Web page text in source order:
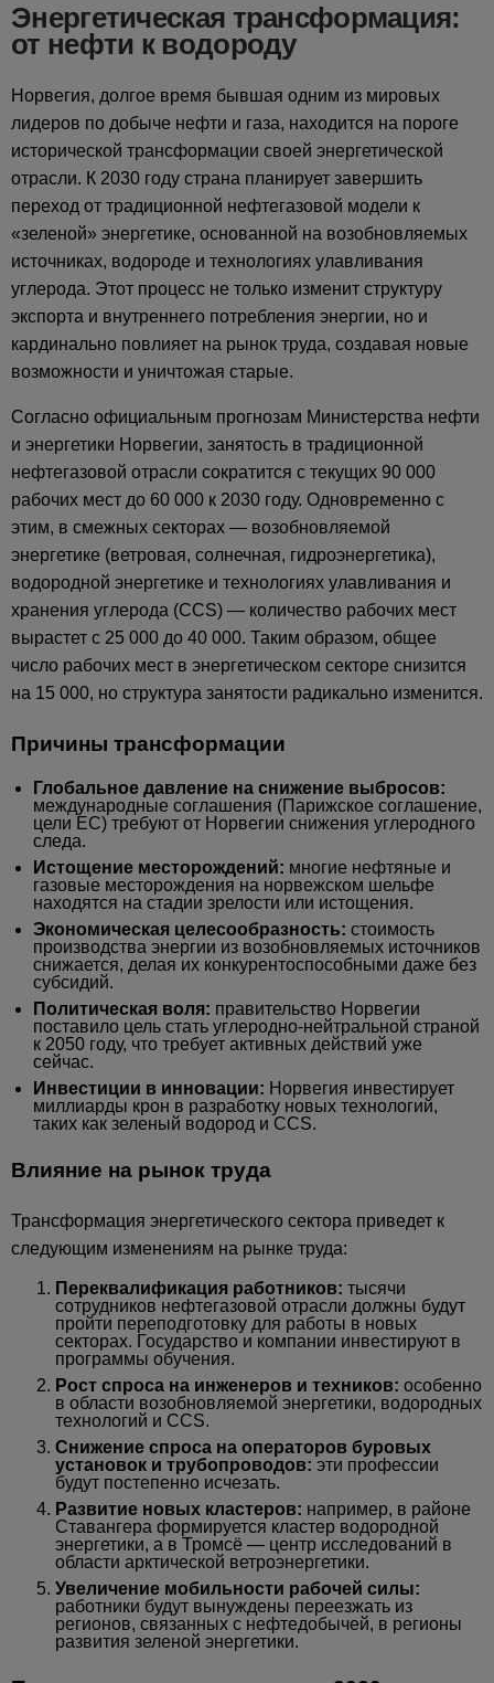
Энергетическая трансформация:
от нефти к водороду
Норвегия, долгое время бывшая одним из мировых
лидеров по добыче нефти и газа, находится на пороге
исторической трансформации своей энергетической
отрасли. К 2030 году страна планирует завершить
переход от традиционной нефтегазовой модели к
«зеленой» энергетике, основанной на возобновляемых
источниках, водороде и технологиях улавливания
углерода. Этот процесс не только изменит структуру
экспорта и внутреннего потребления энергии, но и
кардинально повлияет на рынок труда, создавая новые
возможности и уничтожая старые.
Согласно официальным прогнозам Министерства нефти
и энергетики Норвегии, занятость в традиционной
нефтегазовой отрасли сократится с текущих 90 000
рабочих мест до 60 000 к 2030 году. Одновременно с
этим, в смежных секторах — возобновляемой
энергетике (ветровая, солнечная, гидроэнергетика),
водородной энергетике и технологиях улавливания и
хранения углерода (CCS) — количество рабочих мест
вырастет с 25 000 до 40 000. Таким образом, общее
число рабочих мест в энергетическом секторе снизится
на 15 000, но структура занятости радикально изменится.
Причины трансформации
Глобальное давление на снижение выбросов:
международные соглашения (Парижское соглашение,
цели ЕС) требуют от Норвегии снижения углеродного
следа.
Истощение месторождений: многие нефтяные и
газовые месторождения на норвежском шельфе
находятся на стадии зрелости или истощения.
Экономическая целесообразность: стоимость
производства энергии из возобновляемых источников
снижается, делая их конкурентоспособными даже без
субсидий.
Политическая воля: правительство Норвегии
поставило цель стать углеродно-нейтральной страной
к 2050 году, что требует активных действий уже
сейчас.
Инвестиции в инновации: Норвегия инвестирует
миллиарды крон в разработку новых технологий,
таких как зеленый водород и CCS.
Влияние на рынок труда
Трансформация энергетического сектора приведет к
следующим изменениям на рынке труда:
Переквалификация работников: тысячи
сотрудников нефтегазовой отрасли должны будут
пройти переподготовку для работы в новых
секторах. Государство и компании инвестируют в
программы обучения.
Рост спроса на инженеров и техников: особенно
в области возобновляемой энергетики, водородных
технологий и CCS.
Снижение спроса на операторов буровых
установок и трубопроводов: эти профессии
будут постепенно исчезать.
Развитие новых кластеров: например, в районе
Ставангера формируется кластер водородной
энергетики, а в Тромсё — центр исследований в
области арктической ветроэнергетики.
Увеличение мобильности рабочей силы:
работники будут вынуждены переезжать из
регионов, связанных с нефтедобычей, в регионы
развития зеленой энергетики.